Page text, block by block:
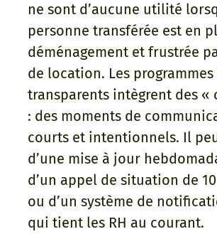
ne sont d’aucune utilité
personne transférée est en
déménagement et frustrée
de location. Les
transparents intègrent des «
: des moments de
courts et intentionnels. Il
d’une mise à jour
d’un appel de situation de
ou d’un système de
qui tient les RH au courant.